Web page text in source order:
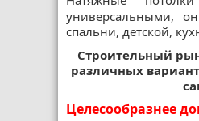
универсальными,
спальни, детской,
Строительный
различных
Целесообразнее